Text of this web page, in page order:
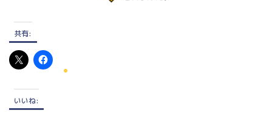
共有:
いいね: